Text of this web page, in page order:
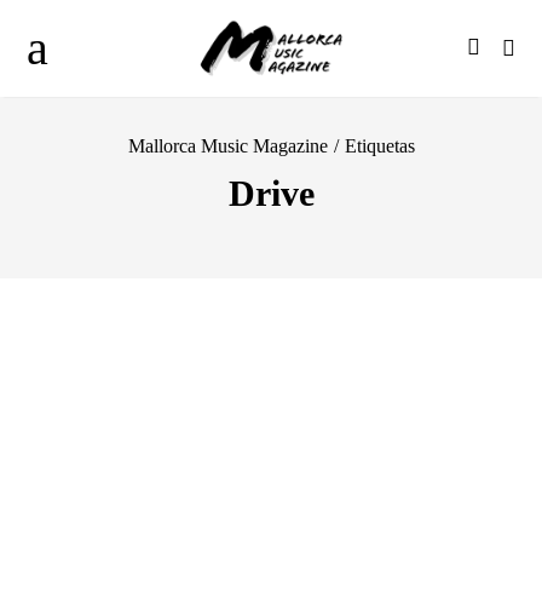
Mallorca Music Magazine / Etiquetas
Drive